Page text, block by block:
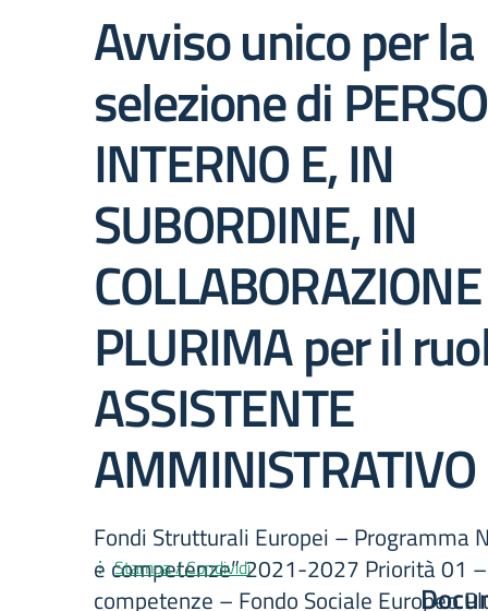
Avviso unico per la
selezione di
INTERNO E, IN
SUBORDINE, IN
COLLABORAZIONE
PLURIMA per il
ASSISTENTE
AMMINISTRATIVO
Fondi Strutturali Europei – Programma
e competenze” 2021-2027 Priorità 01
competenze – Fondo Sociale Europeo
Stampa / Condividi